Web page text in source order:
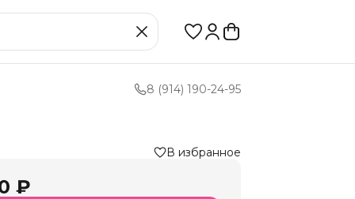
8 (914) 190-24-95
В избранное
₽